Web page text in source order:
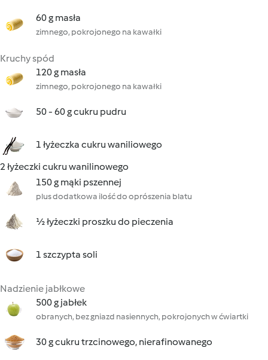
60 g masła
zimnego, pokrojonego na kawałki
Kruchy spód
120 g masła
zimnego, pokrojonego na kawałki
50 - 60 g cukru pudru
1 łyżeczka cukru waniliowego
2 łyżeczki cukru wanilinowego
150 g mąki pszennej
plus dodatkowa ilość do oprószenia blatu
½ łyżeczki proszku do pieczenia
1 szczypta soli
Nadzienie jabłkowe
500 g jabłek
obranych, bez gniazd nasiennych, pokrojonych w ćwiartki
30 g cukru trzcinowego, nierafinowanego